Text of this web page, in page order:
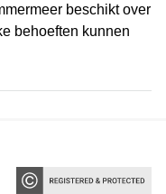
beschikt over
behoeften kunnen